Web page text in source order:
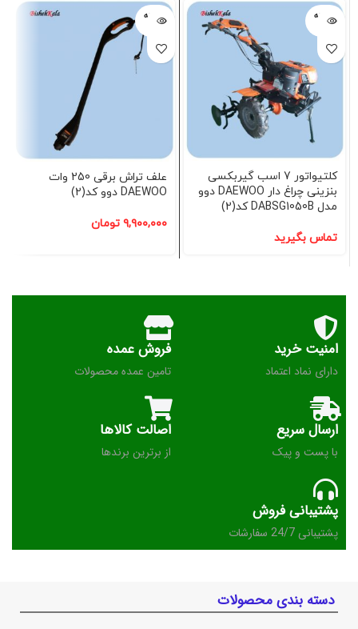
فروخته
شده
کلتیواتور 7 اسب گیربکسی
بنزینی چراغ دار DAEWOO دوو
مدل DABSG1050B کد(2)
تماس بگیرید
فروخته
شده
علف تراش برقی 250 وات
DAEWOO دوو کد(2)
۹,۹۰۰,۰۰۰ تومان
امنیت خرید
دارای نماد اعتماد
فروش عمده
تامین عمده محصولات
ارسال سریع
با پست و پیک
اصالت کالاها
از برترین برندها
پشتیبانی فروش
پشتیبانی 24/7 سفارشات
دسته بندی محصولات